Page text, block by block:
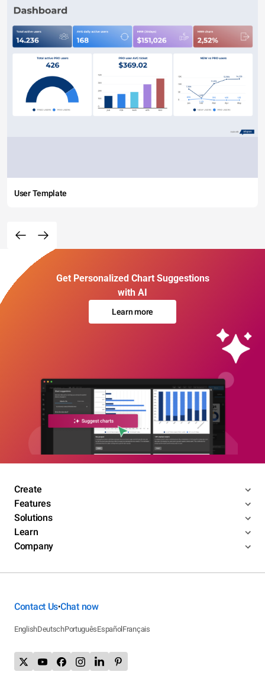
User Template
Get Personalized Chart Suggestions
with AI
Learn more
Create
Features
Solutions
Learn
Company
Contact Us•Chat now
EnglishDeutschPortuguêsEspañol Français